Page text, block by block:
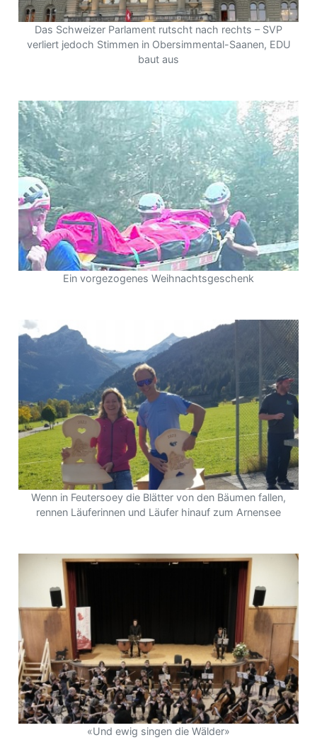
Das Schweizer Parlament rutscht nach rechts – SVP
verliert jedoch Stimmen in Obersimmental-Saanen, EDU
baut aus
Ein vorgezogenes Weihnachtsgeschenk
Wenn in Feutersoey die Blätter von den Bäumen fallen,
rennen Läuferinnen und Läufer hinauf zum Arnensee
«Und ewig singen die Wälder»